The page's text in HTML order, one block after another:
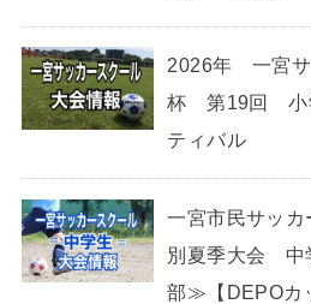
2026年 一宮
杯 第19回 小
ティバル
一宮市民サッ
別夏季大会 中
部≫【DEPOカ